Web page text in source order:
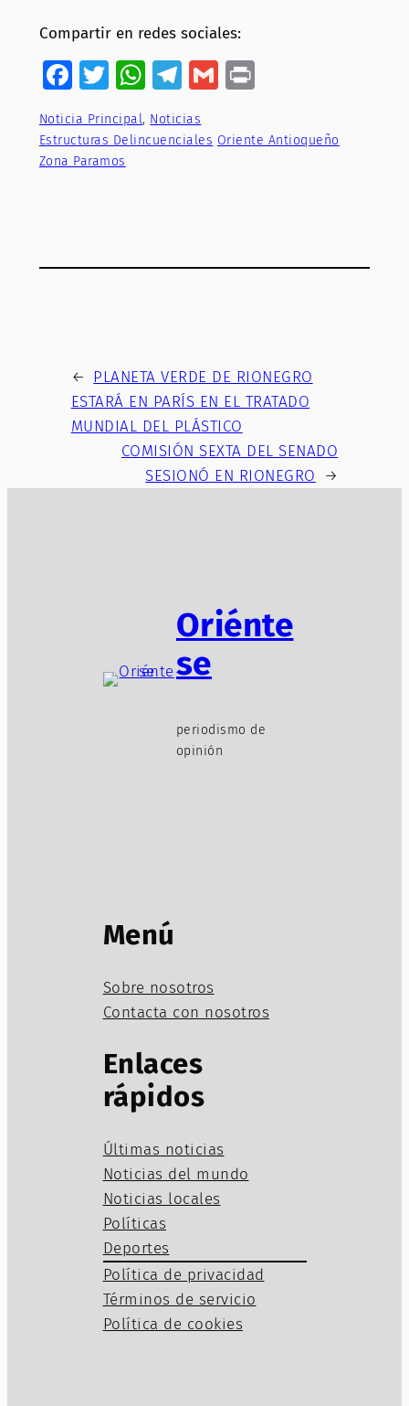
Compartir en redes sociales:
Facebook
Twitter
WhatsApp
Telegram
GmailPrint
Noticia Principal, Noticias
Estructuras Delincuenciales Oriente Antioqueño
Zona Paramos
← PLANETA VERDE DE RIONEGRO
ESTARÁ EN PARÍS EN EL TRATADO
MUNDIAL DEL PLÁSTICO
COMISIÓN SEXTA DEL SENADO
SESIONÓ EN RIONEGRO
→
Oriénte
se
periodismo de
opinión
Menú
Sobre nosotros
Contacta con nosotros
Enlaces
rápidos
Últimas noticias
Noticias del mundo
Noticias locales
Políticas
Deportes
Política de privacidad
Términos de servicio
Política de cookies